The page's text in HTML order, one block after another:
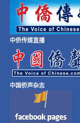
中侨传媒直播
中国侨声杂志